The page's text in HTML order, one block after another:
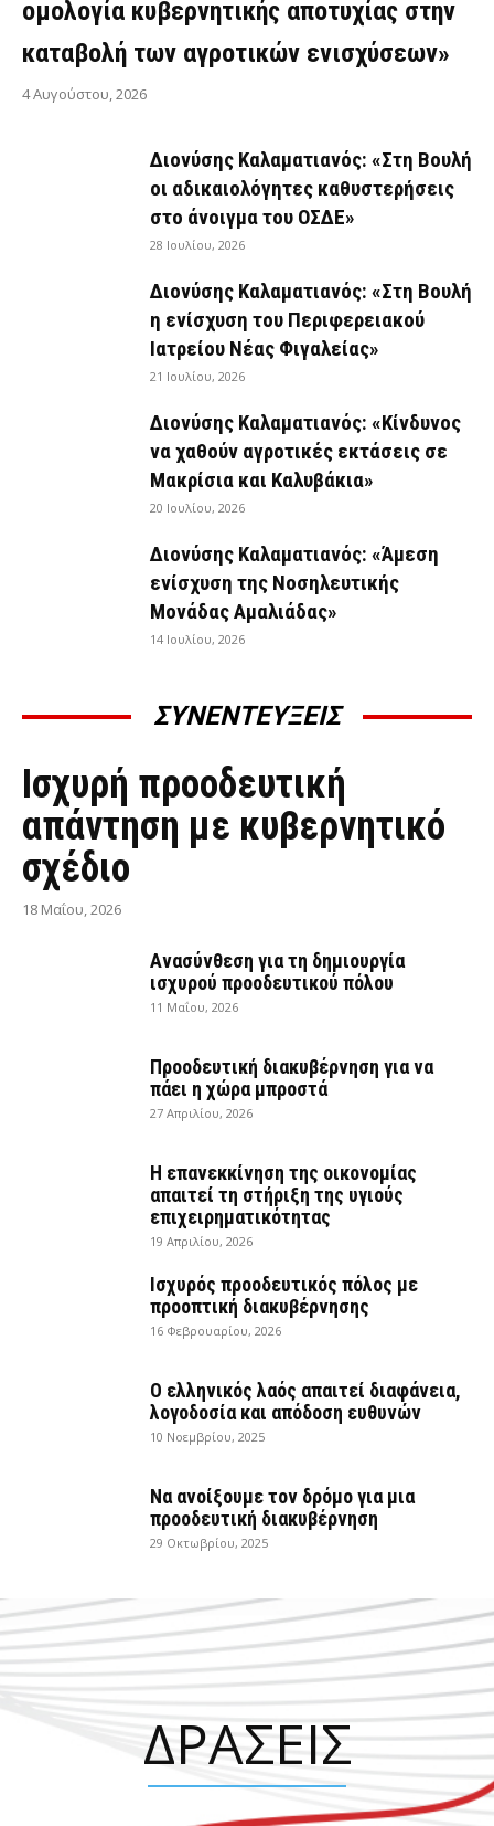
ομολογία κυβερνητικής αποτυχίας στην
καταβολή των αγροτικών ενισχύσεων»
4 Αυγούστου, 2026
Διονύσης Καλαματιανός: «Στη Βουλή
οι αδικαιολόγητες καθυστερήσεις
στο άνοιγμα του ΟΣΔΕ»
28 Ιουλίου, 2026
Διονύσης Καλαματιανός: «Στη Βουλή
η ενίσχυση του Περιφερειακού
Ιατρείου Νέας Φιγαλείας»
21 Ιουλίου, 2026
Διονύσης Καλαματιανός: «Κίνδυνος
να χαθούν αγροτικές εκτάσεις σε
Μακρίσια και Καλυβάκια»
20 Ιουλίου, 2026
Διονύσης Καλαματιανός: «Άμεση
ενίσχυση της Νοσηλευτικής
Μονάδας Αμαλιάδας»
14 Ιουλίου, 2026
ΣΥΝΕΝΤΕΥΞΕΙΣ
ΣΥΝΕΝΤΕΎΞΕΙΣ
Ισχυρή προοδευτική
απάντηση με κυβερνητικό
σχέδιο
18 Μαΐου, 2026
Ανασύνθεση για τη δημιουργία
ισχυρού προοδευτικού πόλου
11 Μαΐου, 2026
Προοδευτική διακυβέρνηση για να
πάει η χώρα μπροστά
27 Απριλίου, 2026
Η επανεκκίνηση της οικονομίας
απαιτεί τη στήριξη της υγιούς
επιχειρηματικότητας
19 Απριλίου, 2026
Ισχυρός προοδευτικός πόλος με
προοπτική διακυβέρνησης
16 Φεβρουαρίου, 2026
Ο ελληνικός λαός απαιτεί διαφάνεια,
λογοδοσία και απόδοση ευθυνών
10 Νοεμβρίου, 2025
Να ανοίξουμε τον δρόμο για μια
προοδευτική διακυβέρνηση
29 Οκτωβρίου, 2025
ΔΡΑΣΕΙΣ